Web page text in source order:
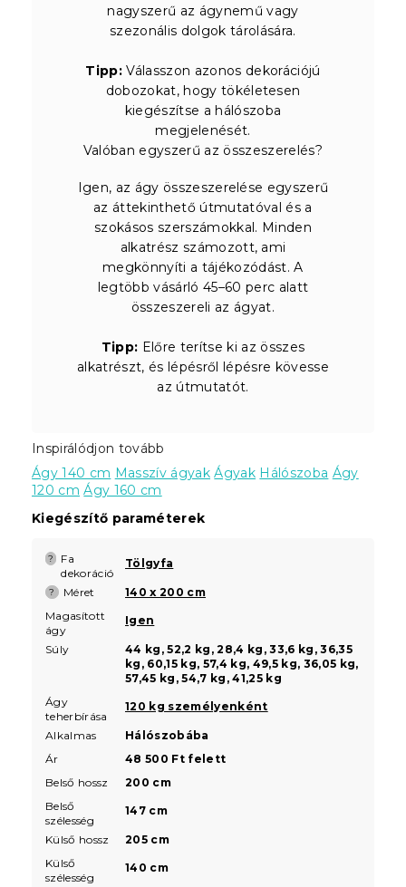
nagyszerű az ágynemű vagy
szezonális dolgok tárolására.
Tipp: Válasszon azonos dekorációjú
dobozokat, hogy tökéletesen
kiegészítse a hálószoba
megjelenését.
Valóban egyszerű az összeszerelés?
Igen, az ágy összeszerelése egyszerű
az áttekinthető útmutatóval és a
szokásos szerszámokkal. Minden
alkatrész számozott, ami
megkönnyíti a tájékozódást. A
legtöbb vásárló 45–60 perc alatt
összeszereli az ágyat.
Tipp: Előre terítse ki az összes
alkatrészt, és lépésről lépésre kövesse
az útmutatót.
Inspirálódjon tovább
Ágy 140 cm Masszív ágyak Ágyak Hálószoba Ágy
120 cm Ágy 160 cm
Kiegészítő paraméterek
?
Fa
dekoráció
Tölgyfa
? Méret
140 x 200 cm
Magasított
ágy
Igen
Súly
44 kg, 52,2 kg, 28,4 kg, 33,6 kg, 36,35
kg, 60,15 kg, 57,4 kg, 49,5 kg, 36,05 kg,
57,45 kg, 54,7 kg, 41,25 kg
Ágy
teherbírása
120 kg személyenként
Alkalmas
Hálószobába
Ár
48 500 Ft felett
Belső hossz
200 cm
Belső
szélesség
147 cm
Külső hossz
205 cm
Külső
szélesség
140 cm